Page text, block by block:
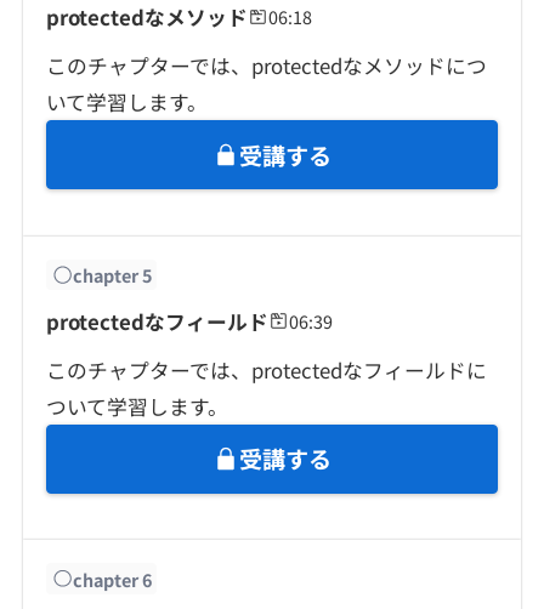
protectedなメソッド 06:18
このチャプターでは、protectedなメソッドにつ
いて学習します。
受講する
chapter5
protectedなフィールド 06:39
このチャプターでは、protectedなフィールドに
ついて学習します。
受講する
chapter6